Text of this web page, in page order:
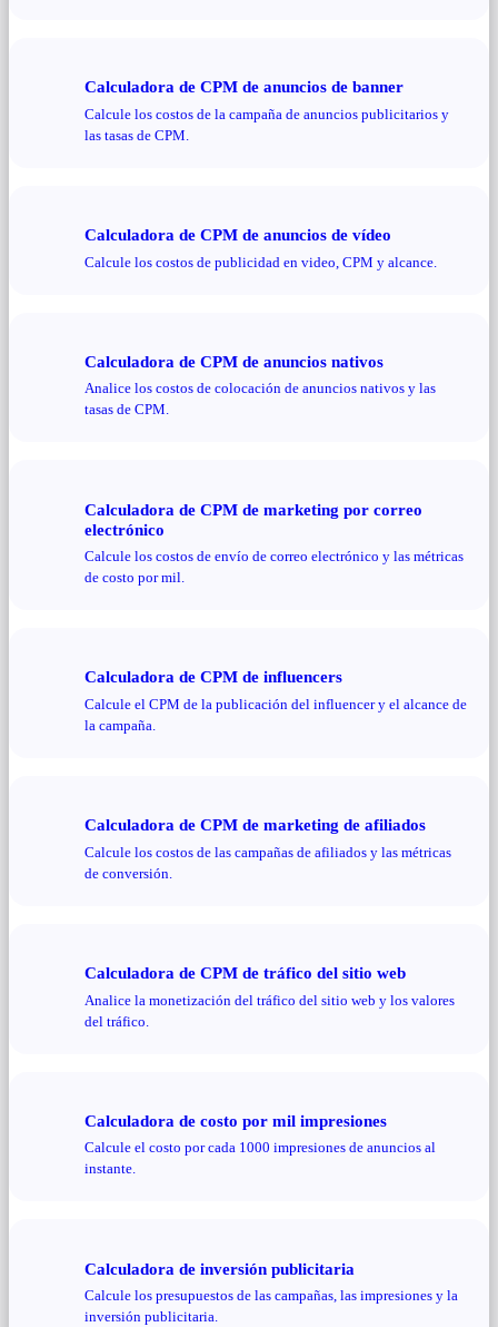
Calculadora de CPM de anuncios de banner
Calcule los costos de la campaña de anuncios publicitarios y
las tasas de CPM.
Calculadora de CPM de anuncios de vídeo
Calcule los costos de publicidad en video, CPM y alcance.
Calculadora de CPM de anuncios nativos
Analice los costos de colocación de anuncios nativos y las
tasas de CPM.
Calculadora de CPM de marketing por correo
electrónico
Calcule los costos de envío de correo electrónico y las métricas
de costo por mil.
Calculadora de CPM de influencers
Calcule el CPM de la publicación del influencer y el alcance de
la campaña.
Calculadora de CPM de marketing de afiliados
Calcule los costos de las campañas de afiliados y las métricas
de conversión.
Calculadora de CPM de tráfico del sitio web
Analice la monetización del tráfico del sitio web y los valores
del tráfico.
Calculadora de costo por mil impresiones
Calcule el costo por cada 1000 impresiones de anuncios al
instante.
Calculadora de inversión publicitaria
Calcule los presupuestos de las campañas, las impresiones y la
inversión publicitaria.